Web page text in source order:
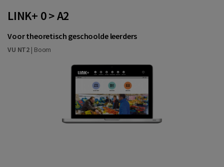
LINK+ 0 > A2
Voor theoretisch geschoolde leerders
VU NT2 | Boom